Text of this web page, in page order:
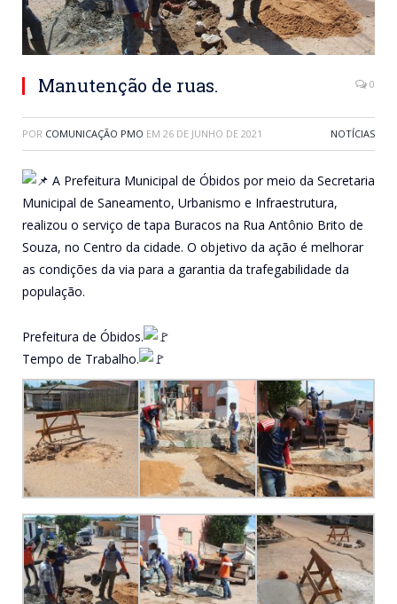
Manutenção de ruas. 0
POR COMUNICAÇÃO PMO EM 26 DE JUNHO DE 2021 NOTÍCIAS
A Prefeitura Municipal de Óbidos por meio da Secretaria
Municipal de Saneamento, Urbanismo e Infraestrutura,
realizou o serviço de tapa Buracos na Rua Antônio Brito de
Souza, no Centro da cidade. O objetivo da ação é melhorar
as condições da via para a garantia da trafegabilidade da
população.
Prefeitura de Óbidos.
Tempo de Trabalho.